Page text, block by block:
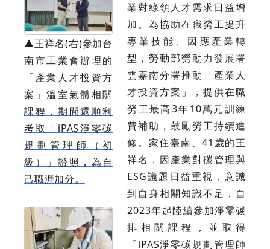
▲王祥名(右)參加台
南市工業會辦理的
「產業人才投資方
案」溫室氣體相關
課程，期間還順利
考取「iPAS淨零碳
規劃管理師（初
級）」證照，為自
己職涯加分。
業對綠領人才需求日益增
加。為協助在職勞工提升
專業技能、因應產業轉
型，勞動部勞動力發展署
雲嘉南分署推動「產業人
才投資方案」，提供在職
勞工最高3年10萬元訓練
費補助，鼓勵勞工持續進
修。家住臺南、41歲的王
祥名，因產業對碳管理與
ESG議題日益重視，意識
到自身相關知識不足，自
2023年起陸續參加淨零碳
排相關課程，並取得
「iPAS淨零碳規劃管理師